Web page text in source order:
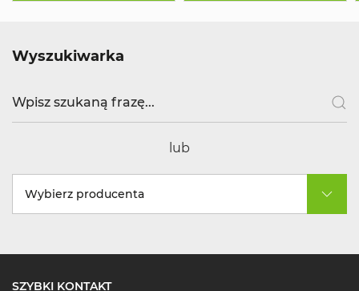
Wyszukiwarka
lub
Wybierz producenta
SZYBKI KONTAKT